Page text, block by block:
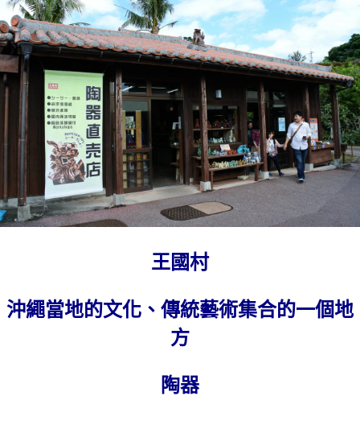
王國村
沖繩當地的文化、傳統藝術集合的一個地
方
陶器